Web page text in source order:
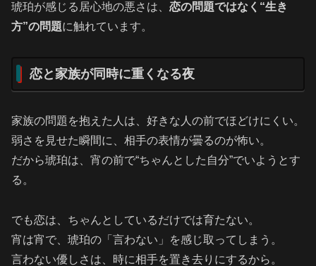
琥珀が感じる居心地の悪さは、 恋の問題ではなく“生き
方”の問題に触れています。
恋と家族が同時に重くなる夜
家族の問題を抱えた人は、好きな人の前でほどけにくい。
弱さを見せた瞬間に、相手の表情が曇るのが怖い。
だから琥珀は、宵の前で“ちゃんとした自分”でいようとす
る。
でも恋は、ちゃんとしているだけでは育たない。
宵は宵で、琥珀の「言わない」を感じ取ってしまう。
言わない優しさは、時に相手を置き去りにするから。